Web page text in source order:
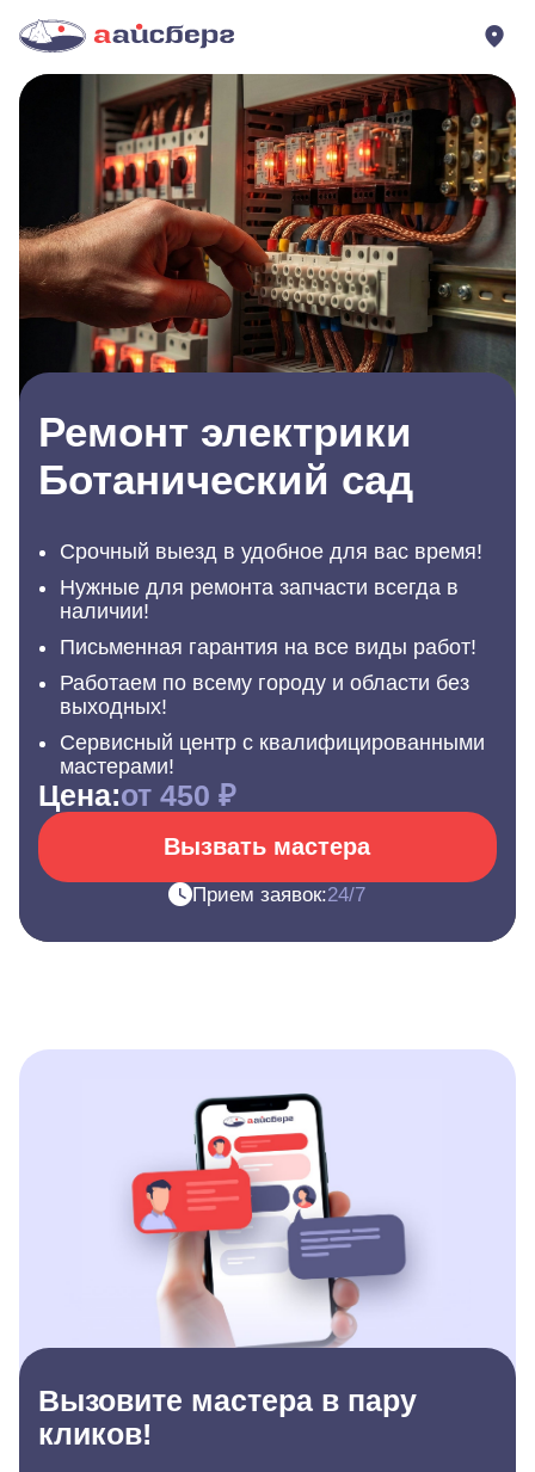
Ремонт электрики
Ботанический сад
Срочный выезд в удобное для вас время!
Нужные для ремонта запчасти всегда в
наличии!
Письменная гарантия на все виды работ!
Работаем по всему городу и области без
выходных!
Сервисный центр с квалифицированными
мастерами!
Цена:от 450 ₽
Вызвать мастера
Прием заявок:24/7
Вызовите мастера в пару
кликов!